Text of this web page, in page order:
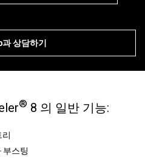
상담하기
® 8 의 일반 기능:
리
부스팅